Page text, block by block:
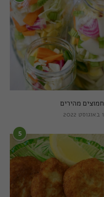
חמוצים מהירים
1 באוגוסט 2022
5